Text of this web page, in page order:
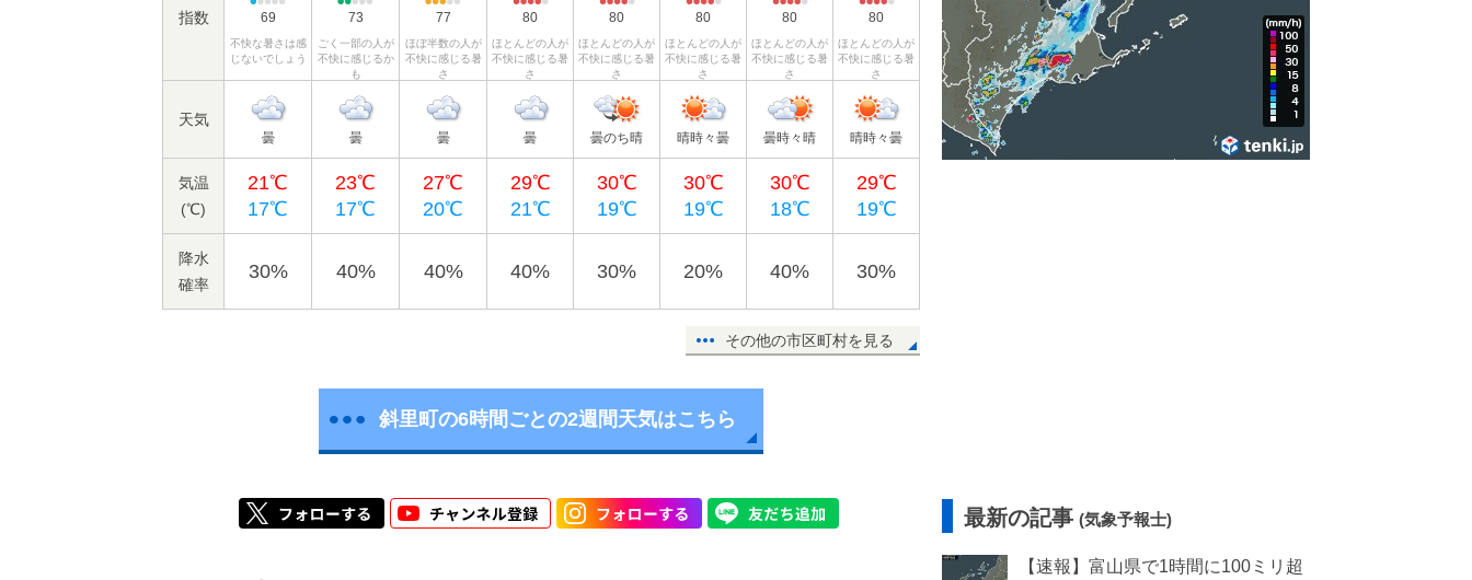
指数 69
不快な暑さは感
じないでしょう
73
ごく一部の人が
不快に感じるか
も
77
ほぼ半数の人が
不快に感じる暑
さ
80
ほとんどの人が
不快に感じる暑
さ
80
ほとんどの人が
不快に感じる暑
さ
80
ほとんどの人が
不快に感じる暑
さ
80
ほとんどの人が
不快に感じる暑
さ
80
ほとんどの人が
不快に感じる暑
さ
天気
曇 曇 曇 曇 曇のち晴 晴時々曇 曇時々晴 晴時々曇
気温
(℃)
21℃
17℃
23℃
17℃
27℃
20℃
29℃
21℃
30℃
19℃
30℃
19℃
30℃
18℃
29℃
19℃
降水
確率
30% 40% 40% 40% 30% 20% 40% 30%
その他の市区町村を見る
斜里町の6時間ごとの2週間天気はこちら
最新の記事 (気象予報士)
【速報】富山県で1時間に100ミリ超